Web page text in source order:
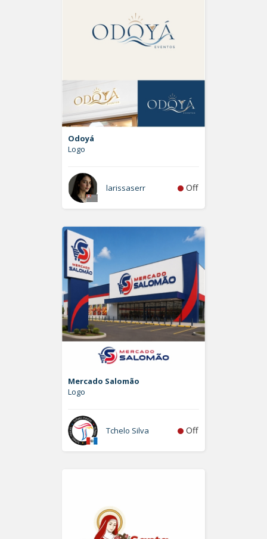
Odoyá
Logo
larissaserr Off
Mercado Salomão
Logo
Tchelo Silva Off